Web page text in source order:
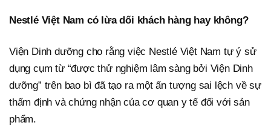
Nestlé Việt Nam có lừa dối khách hàng hay không?
Viện Dinh dưỡng cho rằng việc Nestlé Việt Nam tự ý sử
dụng cụm từ “được thử nghiệm lâm sàng bởi Viện Dinh
dưỡng” trên bao bì đã tạo ra một ấn tượng sai lệch về sự
thẩm định và chứng nhận của cơ quan y tế đối với sản
phẩm.